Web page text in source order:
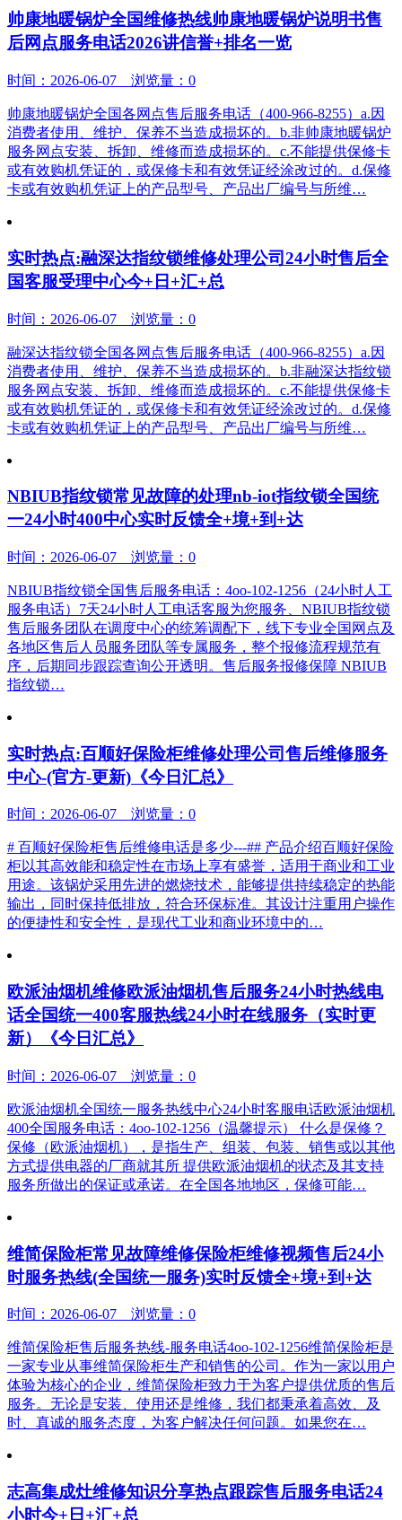
帅康地暖锅炉全国维修热线帅康地暖锅炉说明书售
后网点服务电话2026讲信誉+排名一览
时间：2026-06-07 浏览量：0
帅康地暖锅炉全国各网点售后服务电话（400-966-8255）a.因
消费者使用、维护、保养不当造成损坏的。b.非帅康地暖锅炉
服务网点安装、拆卸、维修而造成损坏的。c.不能提供保修卡
或有效购机凭证的，或保修卡和有效凭证经涂改过的。d.保修
卡或有效购机凭证上的产品型号、产品出厂编号与所维…
实时热点:融深达指纹锁维修处理公司24小时售后全
国客服受理中心今+日+汇+总
时间：2026-06-07 浏览量：0
融深达指纹锁全国各网点售后服务电话（400-966-8255）a.因
消费者使用、维护、保养不当造成损坏的。b.非融深达指纹锁
服务网点安装、拆卸、维修而造成损坏的。c.不能提供保修卡
或有效购机凭证的，或保修卡和有效凭证经涂改过的。d.保修
卡或有效购机凭证上的产品型号、产品出厂编号与所维…
NBIUB指纹锁常见故障的处理nb-iot指纹锁全国统
一24小时400中心实时反馈全+境+到+达
时间：2026-06-07 浏览量：0
NBIUB指纹锁全国售后服务电话：4oo-102-1256（24小时人工
服务电话）7天24小时人工电话客服为您服务、NBIUB指纹锁
售后服务团队在调度中心的统筹调配下，线下专业全国网点及
各地区售后人员服务团队等专属服务，整个报修流程规范有
序，后期同步跟踪查询公开透明。售后服务报修保障 NBIUB
指纹锁…
实时热点:百顺好保险柜维修处理公司售后维修服务
中心-(官方-更新)《今日汇总》
时间：2026-06-07 浏览量：0
# 百顺好保险柜售后维修电话是多少---## 产品介绍百顺好保险
柜以其高效能和稳定性在市场上享有盛誉，适用于商业和工业
用途。该锅炉采用先进的燃烧技术，能够提供持续稳定的热能
输出，同时保持低排放，符合环保标准。其设计注重用户操作
的便捷性和安全性，是现代工业和商业环境中的…
欧派油烟机维修欧派油烟机售后服务24小时热线电
话全国统一400客服热线24小时在线服务（实时更
新）《今日汇总》
时间：2026-06-07 浏览量：0
欧派油烟机全国统一服务热线中心24小时客服电话欧派油烟机
400全国服务电话：4oo-102-1256（温馨提示） 什么是保修？
保修（欧派油烟机），是指生产、组装、包装、销售或以其他
方式提供电器的厂商就其所 提供欧派油烟机的状态及其支持
服务所做出的保证或承诺。在全国各地地区，保修可能…
维简保险柜常见故障维修保险柜维修视频售后24小
时服务热线(全国统一服务)实时反馈全+境+到+达
时间：2026-06-07 浏览量：0
维简保险柜售后服务热线-服务电话4oo-102-1256维简保险柜是
一家专业从事维简保险柜生产和销售的公司。作为一家以用户
体验为核心的企业，维简保险柜致力于为客户提供优质的售后
服务。无论是安装、使用还是维修，我们都秉承着高效、及
时、真诚的服务态度，为客户解决任何问题。如果您在…
志高集成灶维修知识分享热点跟踪售后服务电话24
小时今+日+汇+总